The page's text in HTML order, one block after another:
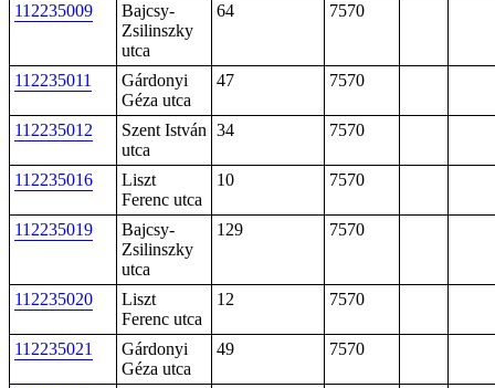
112235009
Bajcsy-
Zsilinszky
utca
64 7570
112235011
Gárdonyi
Géza utca
47 7570
112235012
Szent István
utca
34 7570
112235016
Liszt
Ferenc utca
10 7570
112235019
Bajcsy-
Zsilinszky
utca
129 7570
112235020
Liszt
Ferenc utca
12 7570
112235021
Gárdonyi
Géza utca
49 7570